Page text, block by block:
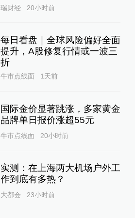
瑞财经 20小时前
每日看盘｜全球风险偏好全面
提升，A股修复行情或一波三
折
牛市点线面 1天前
国际金价显著跳涨，多家黄金
品牌单日报价涨超55元
牛市点线面 20小时前
实测：在上海两大机场户外工
作到底有多热？
大都会 23小时前